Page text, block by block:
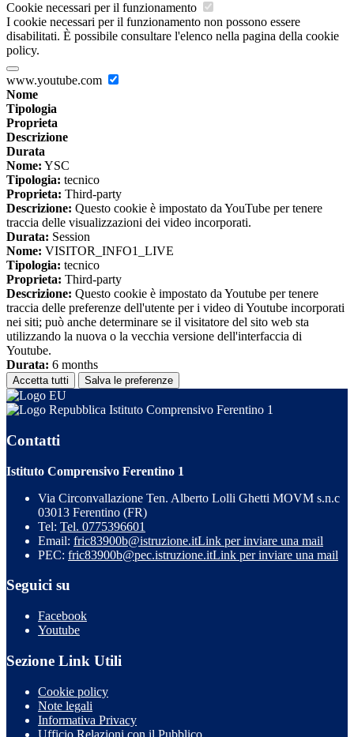
Cookie necessari per il funzionamento
I cookie necessari per il funzionamento non possono essere
disabilitati. È possibile consultare l'elenco nella pagina della cookie
policy.
www.youtube.com
Nome
Tipologia
Proprieta
Descrizione
Durata
Nome: YSC
Tipologia: tecnico
Proprieta: Third-party
Descrizione: Questo cookie è impostato da YouTube per tenere
traccia delle visualizzazioni dei video incorporati.
Durata: Session
Nome: VISITOR_INFO1_LIVE
Tipologia: tecnico
Proprieta: Third-party
Descrizione: Questo cookie è impostato da Youtube per tenere
traccia delle preferenze dell'utente per i video di Youtube incorporati
nei siti; può anche determinare se il visitatore del sito web sta
utilizzando la nuova o la vecchia versione dell'interfaccia di
Youtube.
Durata: 6 months
Accetta tutti Salva le preferenze
Istituto Comprensivo Ferentino 1
Contatti
Istituto Comprensivo Ferentino 1
Via Circonvallazione Ten. Alberto Lolli Ghetti MOVM s.n.c
03013 Ferentino (FR)
Tel: Tel. 0775396601
Email: fric83900b@istruzione.itLink per inviare una mail
PEC: fric83900b@pec.istruzione.itLink per inviare una mail
Seguici su
Facebook
Youtube
Sezione Link Utili
Cookie policy
Note legali
Informativa Privacy
Ufficio Relazioni con il Pubblico